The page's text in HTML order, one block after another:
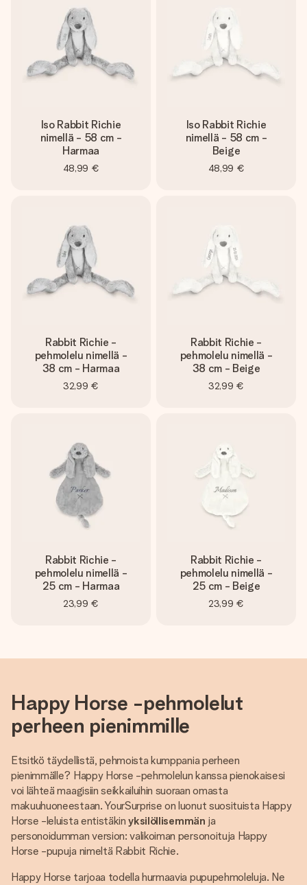
Iso Rabbit Richie
nimellä - 58 cm -
Harmaa
48,99 €
Iso Rabbit Richie
nimellä - 58 cm -
Beige
48,99 €
Rabbit Richie -
pehmolelu nimellä -
38 cm - Harmaa
32,99 €
Rabbit Richie -
pehmolelu nimellä -
38 cm - Beige
32,99 €
Rabbit Richie -
pehmolelu nimellä -
25 cm - Harmaa
23,99 €
Rabbit Richie -
pehmolelu nimellä -
25 cm - Beige
23,99 €
Happy Horse -pehmolelut
perheen pienimmille
Etsitkö täydellistä, pehmoista kumppania perheen
pienimmälle? Happy Horse -pehmolelun kanssa pienokaisesi
voi lähteä maagisiin seikkailuihin suoraan omasta
makuuhuoneestaan. YourSurprise on luonut suosituista Happy
Horse -leluista entistäkinyksilöllisemmän ja
personoidumman version: valikoiman personoituja Happy
Horse -pupuja nimeltä Rabbit Richie.
Happy Horse tarjoaa todella hurmaavia pupupehmoleluja. Ne